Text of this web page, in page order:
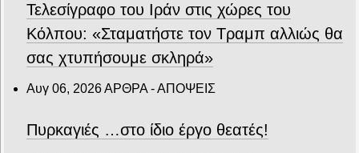
Τελεσίγραφο του Ιράν στις χώρες του
Κόλπου: «Σταματήστε τον Τραμπ αλλιώς θα
σας χτυπήσουμε σκληρά»
Αυγ 06, 2026ΑΡΘΡΑ - ΑΠΟΨΕΙΣ
Πυρκαγιές …στο ίδιο έργο θεατές!